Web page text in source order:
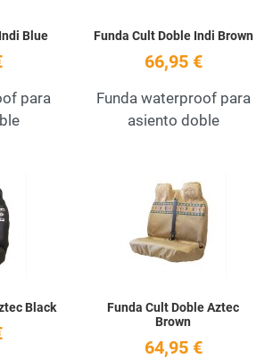
Blue
para
Funda Cult Doble Indi Brown
66,95 €
Funda waterproof para
asiento doble
Add to Wishlist
Black
Funda Cult Doble Aztec
Brown
64,95 €